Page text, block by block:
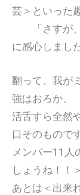
芸＞といった趣
「さすが、
に感心しました
翻って、我が
強はおろか、
活舌すら全然
口そのものです
メンバー11人
しょうね！！
あとは＜出来